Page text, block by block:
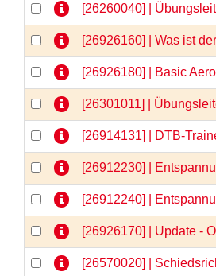
[26260040] |
[26926160] | Was ist
[26926180] | Basic
[26301011] |
[26914131] | DTB-
[26912230] |
[26912240] |
[26926170] | Update -
[26570020] |